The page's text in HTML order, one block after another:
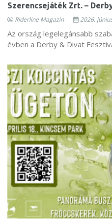
Szerencsejáték Zrt. –
Riderline Magazin 2026.
Az ország legelegánsabb
évben a Derby & Divat